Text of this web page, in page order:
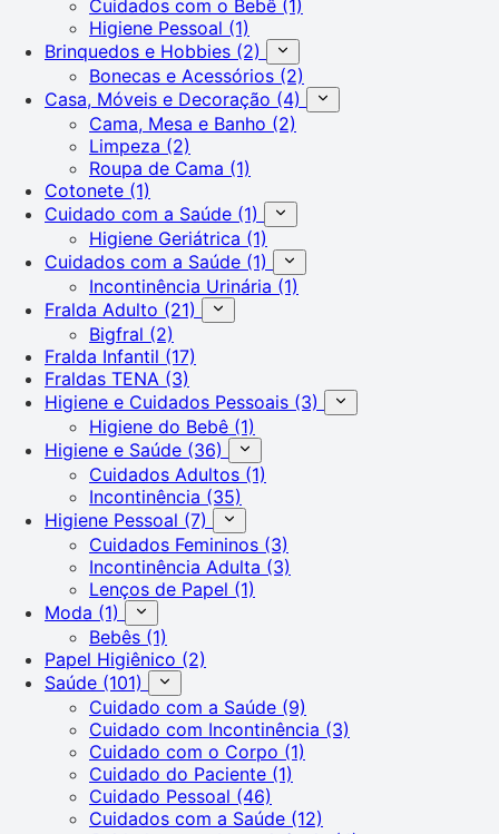
Cuidados com o Bebê (1)
Higiene Pessoal (1)
Brinquedos e Hobbies (2)
Bonecas e Acessórios (2)
Casa, Móveis e Decoração (4)
Cama, Mesa e Banho (2)
Limpeza (2)
Roupa de Cama (1)
Cotonete (1)
Cuidado com a Saúde (1)
Higiene Geriátrica (1)
Cuidados com a Saúde (1)
Incontinência Urinária (1)
Fralda Adulto (21)
Bigfral (2)
Fralda Infantil (17)
Fraldas TENA (3)
Higiene e Cuidados Pessoais (3)
Higiene do Bebê (1)
Higiene e Saúde (36)
Cuidados Adultos (1)
Incontinência (35)
Higiene Pessoal (7)
Cuidados Femininos (3)
Incontinência Adulta (3)
Lenços de Papel (1)
Moda (1)
Bebês (1)
Papel Higiênico (2)
Saúde (101)
Cuidado com a Saúde (9)
Cuidado com Incontinência (3)
Cuidado com o Corpo (1)
Cuidado do Paciente (1)
Cuidado Pessoal (46)
Cuidados com a Saúde (12)